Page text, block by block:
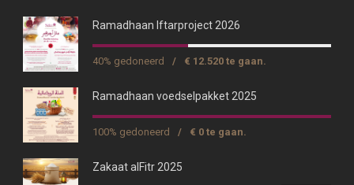
Ramadhaan Iftarproject 2026
40% gedoneerd / € 12.520 te gaan.
Ramadhaan voedselpakket 2025
100% gedoneerd / € 0 te gaan.
Zakaat alFitr 2025